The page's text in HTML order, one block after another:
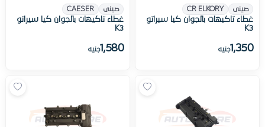
صينى CR ELKORY
غطاء تاكيهات بالجوان كيا سيراتو
K3
1,350جنيه
صينى CAESER
غطاء تاكيهات بالجوان كيا سيراتو
K3
1,580جنيه